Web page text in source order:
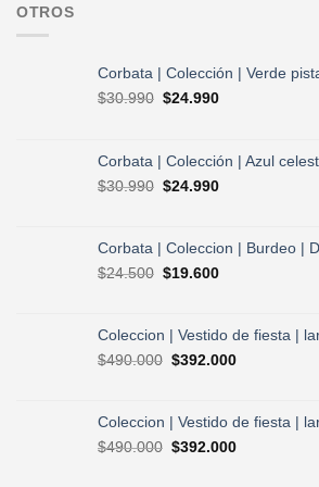
OTROS
Corbata | Colección | Verde
$30.990 El
era:
$24.990El
es:
$24.990.
Corbata | Colección | Azul
$30.990 El
era:
$30.990.
$24.990El
es:
Corbata | Coleccion | Burdeo |
$24.500 El
era:
$24.500.
$19.600El
es:
Coleccion | Vestido de fiesta |
$490.000 El
era:
$490.000.
$392.000El
es:
Coleccion | Vestido de fiesta |
$490.000 El
$392.000El